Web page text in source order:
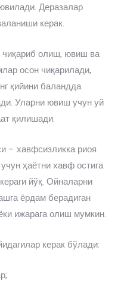
Деразалар
керак.
чиқариб олиш, ювиш ва
осон чиқарилади,
қийини баландда
Уларни ювиш учун уй
қилишади.
– хавфсизликка риоя
ҳаётни хавф остига
йўқ. Ойналарни
ёрдам берадиган
ижарага олиш мумкин.
керак бўлади: